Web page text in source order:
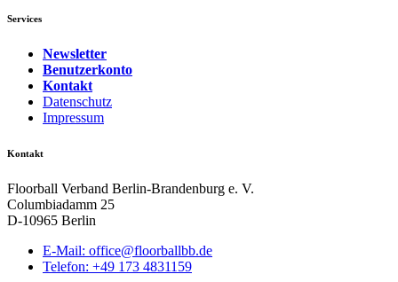
Services
Newsletter
Benutzerkonto
Kontakt
Datenschutz
Impressum
Kontakt
Floorball Verband Berlin-Brandenburg e. V.
Columbiadamm 25
D-10965 Berlin
E-Mail: ed.bbllabroolf@eciffo
Telefon: +49 173 4831159